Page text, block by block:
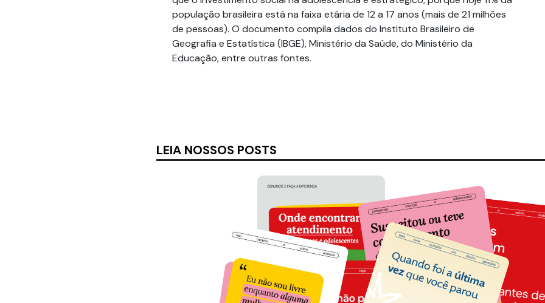
população brasileira está na faixa etária de 12 a 17 anos (mais de 21 milhões
de pessoas). O documento compila dados do Instituto Brasileiro de
Geografia e Estatística (IBGE), Ministério da Saúde, do Ministério da
Educação, entre outras fontes.
LEIA NOSSOS POSTS